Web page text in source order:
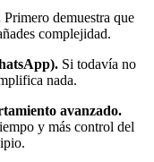
Primero demuestra que
complejidad.
Si todavía no
nada.
avanzado.
y más control del